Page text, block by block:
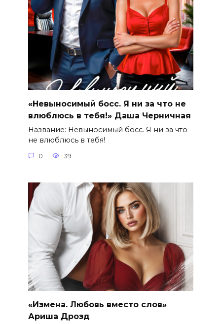
«Невыносимый босс. Я ни за что не
влюблюсь в тебя!» Даша Черничная
Название: Невыносимый босс. Я ни за что
не влюблюсь в тебя!
0 39
«Измена. Любовь вместо слов»
Ариша Дрозд